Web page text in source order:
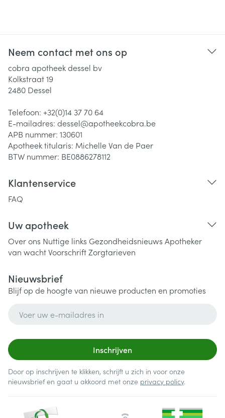
Neem contact met ons op
cobra apotheek dessel bv
Kolkstraat 19
2480 Dessel
Telefoon: +32(0)14 37 70 64
E-mailadres: dessel@apotheekcobra.be
APB nummer: 130601
Apotheek titularis: Michelle Van de Paer
BTW nummer: BE0886278112
Klantenservice
FAQ
Uw apotheek
Over ons Nuttige links Gezondheidsnieuws Apotheker
van wachtVoorschriftZorgtarieven
Nieuwsbrief
Blijf op de hoogte van nieuwe producten en promoties
Inschrijven
Door op inschrijven te klikken, schrijft u zich in voor onze
nieuwsbrief en gaat u akkoord met onze privacy policy.